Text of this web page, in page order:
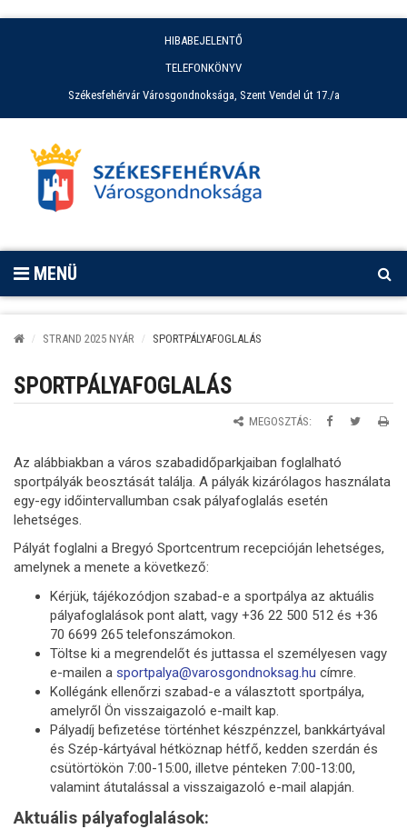
HIBABEJELENTŐ
TELEFONKÖNYV
Székesfehérvár Városgondnoksága, Szent Vendel út 17./a
MENÜ
STRAND 2025 NYÁR SPORTPÁLYAFOGLALÁS
SPORTPÁLYAFOGLALÁS
MEGOSZTÁS:
Az alábbiakban a város szabadidőparkjaiban foglalható
sportpályák beosztását találja. A pályák kizárólagos használata
egy-egy időintervallumban csak pályafoglalás esetén
lehetséges.
Pályát foglalni a Bregyó Sportcentrum recepcióján lehetséges,
amelynek a menete a következő:
Kérjük, tájékozódjon szabad-e a sportpálya az aktuális
pályafoglalások pont alatt, vagy +36 22 500 512 és +36
70 6699 265 telefonszámokon.
Töltse ki a megrendelőt és juttassa el személyesen vagy
e-mailen a sportpalya@varosgondnoksag.hu címre.
Kollégánk ellenőrzi szabad-e a választott sportpálya,
amelyről Ön visszaigazoló e-mailt kap.
Pályadíj befizetése történhet készpénzzel, bankkártyával
és Szép-kártyával hétköznap hétfő, kedden szerdán és
csütörtökön 7:00-15:00, illetve pénteken 7:00-13:00,
valamint átutalással a visszaigazoló e-mail alapján.
Aktuális pályafoglalások: